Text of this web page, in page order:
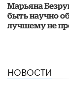
Марьяна
быть научно
лучшему не
НОВОСТИ